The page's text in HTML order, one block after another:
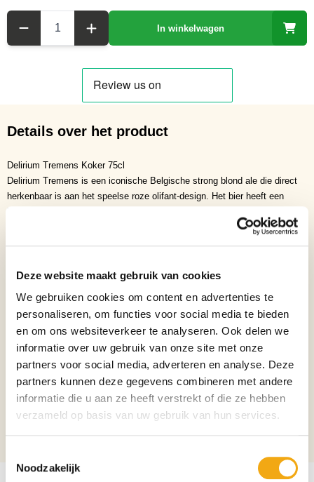
Deze website maakt gebruik van cookies
We gebruiken cookies om content en advertenties te
personaliseren, om functies voor social media te bieden
en om ons websiteverkeer te analyseren. Ook delen we
informatie over uw gebruik van onze site met onze
partners voor social media, adverteren en analyse. Deze
partners kunnen deze gegevens combineren met andere
informatie die u aan ze heeft verstrekt of die ze hebben
verzameld op basis van uw gebruik van hun services.
Noodzakelijk
In winkelwagen
Details over het product
Delirium Tremens Koker 75cl
Delirium Tremens is een iconische Belgische strong blond ale die direct
herkenbaar is aan het speelse roze olifant-design. Het bier heeft een
lichte goudblonde kleur met een stevige, witte schuimkraag en staat
bekend om zijn krachtige, complexe smaak. In de neus vind je kruidige
Delirium-kruidigheid mooi naar voren komt.
Merk Delirium
Inhoud 75cl
Verpakking Fles
Aantal per verpakking 1